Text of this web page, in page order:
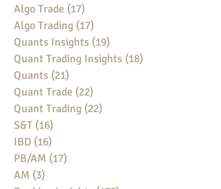
Algo Trade (17)
Algo Trading (17)
Quants Insights (19)
Quant Trading Insights (18)
Quants (21)
Quant Trade (22)
Quant Trading (22)
S&T (16)
IBD (16)
PB/AM (17)
AM (3)